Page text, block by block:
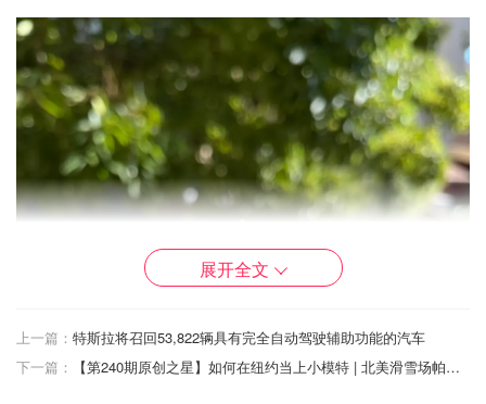
展开全文
上一篇： 特斯拉将召回53,822辆具有完全自动驾驶辅助功能的汽车
下一篇：
【第240期原创之星】如何在纽约当上小模特 | 北美滑雪场帕克城三天刷山攻略 | Costco 二月30+款折扣and新品 | 在美生产如何准备有效待产包